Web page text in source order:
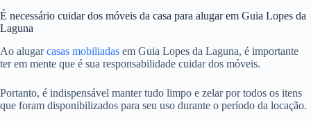
É necessário cuidar dos móveis da casa para alugar em Guia Lopes da
Laguna
Ao alugarcasas mobiliadas em Guia Lopes da Laguna, é importante
ter em mente que é sua responsabilidade cuidar dos móveis.
Portanto, é indispensável manter tudo limpo e zelar por todos os itens
que foram disponibilizados para seu uso durante o período da locação.